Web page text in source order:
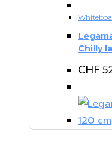
Chilly
CHF